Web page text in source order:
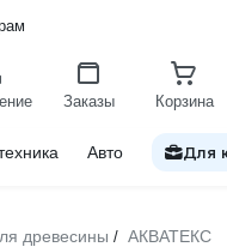
Заказы Корзина
Авто Для
древесины / АКВАТЕКС